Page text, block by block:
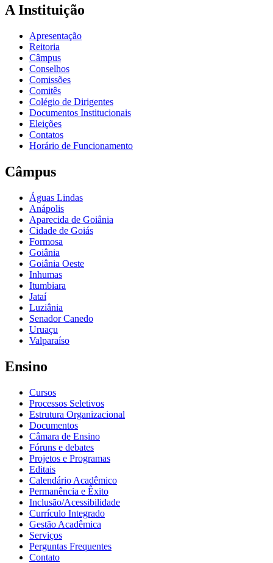
A Instituição
Apresentação
Reitoria
Câmpus
Conselhos
Comissões
Comitês
Colégio de Dirigentes
Documentos Institucionais
Eleições
Contatos
Horário de Funcionamento
Câmpus
Águas Lindas
Anápolis
Aparecida de Goiânia
Cidade de Goiás
Formosa
Goiânia
Goiânia Oeste
Inhumas
Itumbiara
Jataí
Luziânia
Senador Canedo
Uruaçu
Valparaíso
Ensino
Cursos
Processos Seletivos
Estrutura Organizacional
Documentos
Câmara de Ensino
Fóruns e debates
Projetos e Programas
Editais
Calendário Acadêmico
Permanência e Êxito
Inclusão/Acessibilidade
Currículo Integrado
Gestão Acadêmica
Serviços
Perguntas Frequentes
Contato